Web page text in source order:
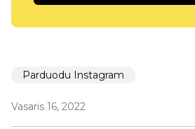
Parduodu Instagram
Vasaris 16, 2022